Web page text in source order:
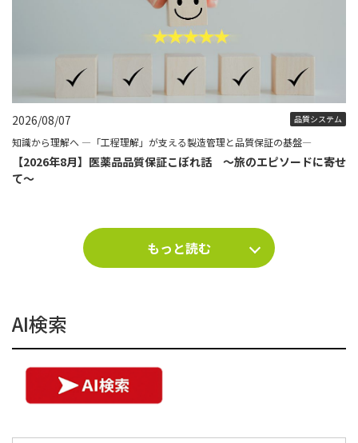
2026/08/07 品質システム
知識から理解へ ―「工程理解」が支える製造管理と品質保証の基盤―
【2026年8月】医薬品品質保証こぼれ話 ～旅のエピソードに寄せ
て～
もっと読む
AI検索